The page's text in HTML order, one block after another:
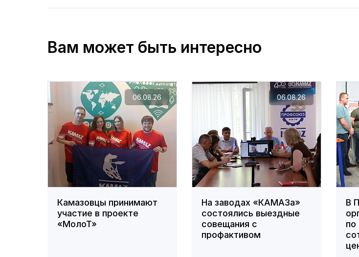
Вам может быть интересно
Камазовцы принимают
участие в проекте
«МолоТ»
06.08.26
На заводах «КАМАЗа»
состоялись выездные
совещания с
профактивом
06.08.26
В
по